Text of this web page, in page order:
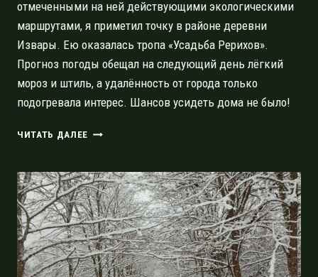
отмеченными на ней действующими экологическими
маршрутами, я приметил точку в районе деревни
Извары. Ею оказалась тропа «Усадьба Рерихов».
Прогноз погоды обещал на следующий день лёгкий
мороз и штиль, а удалённость от города только
подогревала интерес. Шансов усидеть дома не было!
ЧИТАТЬ ДАЛЕЕ ЭКОМАРШРУТ
В
ИЗВАРЕ